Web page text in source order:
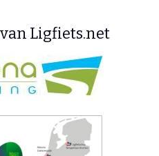
Ligfiets.net